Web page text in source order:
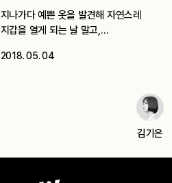
지나가다 예쁜 옷을 발견해 자연스레
지갑을 열게 되는 날 말고,…
2018. 05. 04
김기은